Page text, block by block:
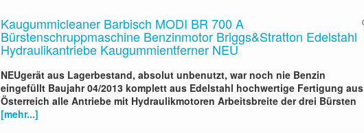
Kaugummicleaner Barbisch MODI BR 700 A
Bürstenschruppmaschine Benzinmotor Briggs&Stratton Edelstahl
Hydraulikantriebe Kaugummientferner NEU
NEUgerät aus Lagerbestand, absolut unbenutzt, war noch nie Benzin
eingefüllt Baujahr 04/2013 komplett aus Edelstahl hochwertige Fertigung aus
Österreich alle Antriebe mit Hydraulikmotoren Arbeitsbreite der drei Bürsten
[mehr...]